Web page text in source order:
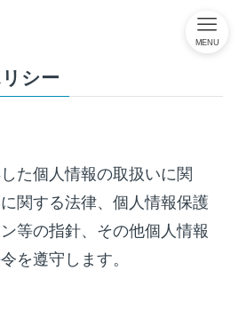
MENU
シー
た個人情報の取扱いに関
関する法律、個人情報保護
等の指針、その他個人情報
を遵守します。